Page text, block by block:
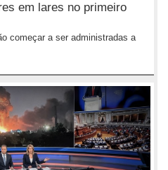
em lares no primeiro
começar a ser administradas a